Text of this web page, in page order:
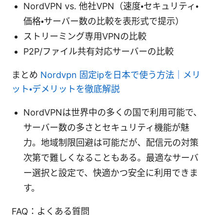
NordVPN vs. 他社VPN（速度・セキュリティ・
価格・サーバー数の比較を表形式で提示）
ストリーミング専用VPNの比較
P2P/ファイル共有対応サーバーの比較
まとめ Nordvpn 固定ipを日本で使う方法｜メリ
ット・デメリットを徹底解説
NordVPNは世界中の多くの国で利用可能で、
サーバー数の多さとセキュリティ機能が魅
力。地域制限回避は可能だが、配信元の対策
次第で難しくなることもある。最適なサーバ
ー選択と設定で、快適かつ安全に利用できま
す。
FAQ：よくある質問